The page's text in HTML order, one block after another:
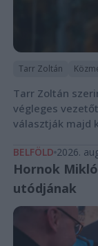
Tarr Zoltán
Tarr Zoltán
végleges
választják majd
BELFÖLD 2026.
Hornok
utódjának